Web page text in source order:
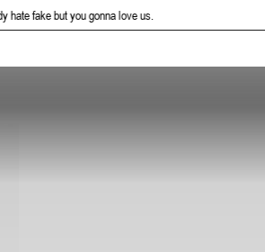
fake but you gonna love us.